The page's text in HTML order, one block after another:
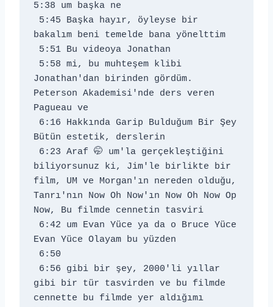
5:38 um başka ne
bakalım beni temelde bana yönelttim
5:51 Bu videoya Jonathan
Jonathan'dan birinden gördüm.
Peterson Akademisi'nde ders veren
Pagueau ve
Bütün estetik, derslerin
biliyorsunuz ki, Jim'le birlikte bir
film, UM ve Morgan'ın nereden olduğu,
Tanrı'nın Now Oh Now'ın Now Oh Now Op
Now, Bu filmde cennetin tasviri
Evan Yüce Olayam bu yüzden
6:50
gibi bir tür tasvirden ve bu filmde
cennette bu filmde yer aldığımı